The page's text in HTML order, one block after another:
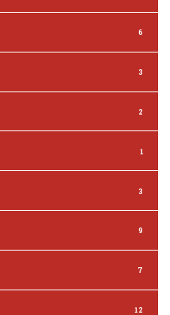
6
3
2
1
3
9
7
12